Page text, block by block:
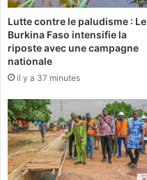
o
p
é
r
a
t
o
n
d
e
m
n
s
:
L
e
G
u
v
e
r
n
Lutte contre le paludisme : Le
Burkina Faso intensifie la
riposte avec une campagne
nationale
il y a 37 minutes